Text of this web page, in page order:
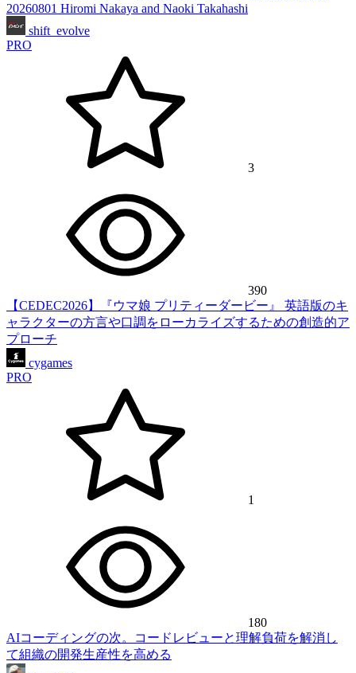
20260801 Hiromi Nakaya and Naoki Takahashi
shift_evolve
PRO
3
390
【CEDEC2026】『ウマ娘 プリティーダービー』 英語版のキ
ャラクターの方言や口調をローカライズするための創造的ア
プローチ
cygames
PRO
1
180
AIコーディングの次。コードレビューと理解負荷を解消し
て組織の開発生産性を高める